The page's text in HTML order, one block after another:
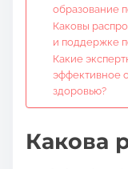
образование
Каковы
и поддержке
Какие
эффективное
здоровью?
Какова